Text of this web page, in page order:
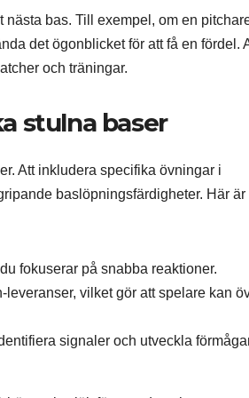
nästa bas. Till exempel, om en
det ögonblicket för att få en fördel.
och träningar.
stulna baser
Att inkludera specifika övningar i
baslöpningsfärdigheter. Här är
fokuserar på snabba reaktioner.
vilket gör att spelare kan
signaler och utveckla